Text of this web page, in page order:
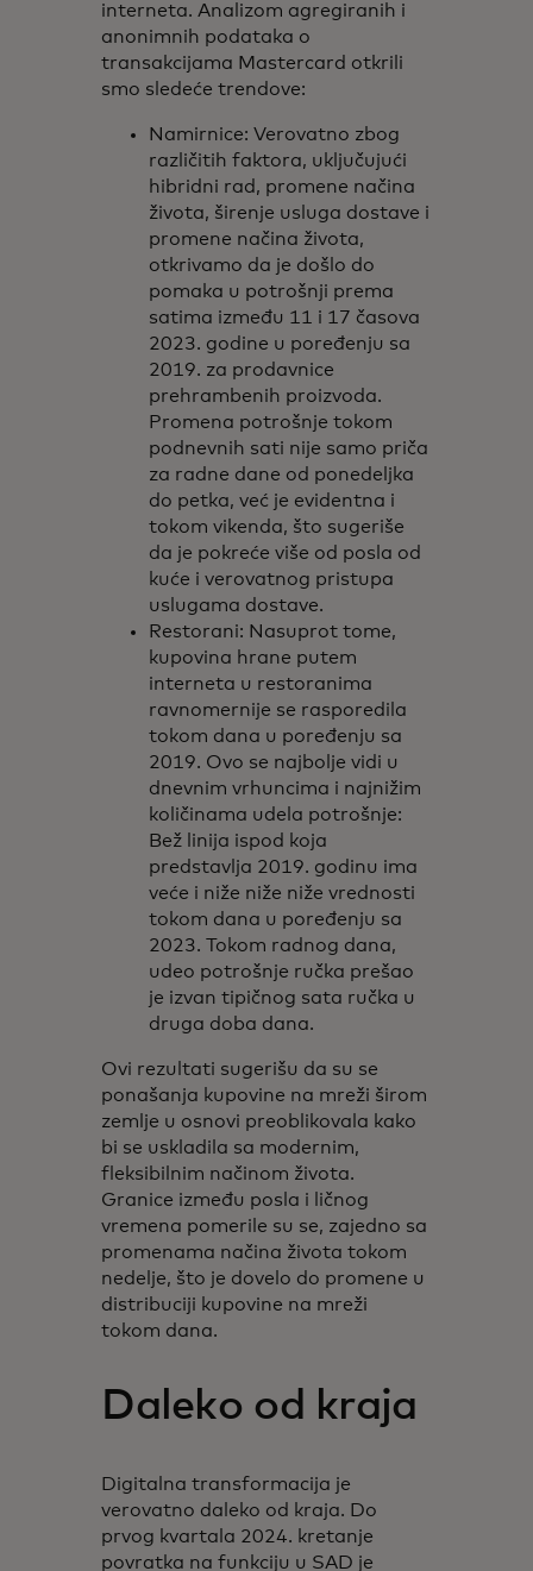
interneta. Analizom agregiranih i
anonimnih podataka o
transakcijama Mastercard otkrili
smo sledeće trendove:
Namirnice: Verovatno zbog
različitih faktora, uključujući
hibridni rad, promene načina
života, širenje usluga dostave i
promene načina života,
otkrivamo da je došlo do
pomaka u potrošnji prema
satima između 11 i 17 časova
2023. godine u poređenju sa
2019. za prodavnice
prehrambenih proizvoda.
Promena potrošnje tokom
podnevnih sati nije samo priča
za radne dane od ponedeljka
do petka, već je evidentna i
tokom vikenda, što sugeriše
da je pokreće više od posla od
kuće i verovatnog pristupa
uslugama dostave.
Restorani: Nasuprot tome,
kupovina hrane putem
interneta u restoranima
ravnomernije se rasporedila
tokom dana u poređenju sa
2019. Ovo se najbolje vidi u
dnevnim vrhuncima i najnižim
količinama udela potrošnje:
Bež linija ispod koja
predstavlja 2019. godinu ima
veće i niže niže niže vrednosti
tokom dana u poređenju sa
2023. Tokom radnog dana,
udeo potrošnje ručka prešao
je izvan tipičnog sata ručka u
druga doba dana.
Ovi rezultati sugerišu da su se
ponašanja kupovine na mreži širom
zemlje u osnovi preoblikovala kako
bi se uskladila sa modernim,
fleksibilnim načinom života.
Granice između posla i ličnog
vremena pomerile su se, zajedno sa
promenama načina života tokom
nedelje, što je dovelo do promene u
distribuciji kupovine na mreži
tokom dana.
Daleko od kraja
Digitalna transformacija je
verovatno daleko od kraja. Do
prvog kvartala 2024. kretanje
povratka na funkciju u SAD je